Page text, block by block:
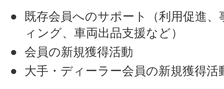
既存会員へのサポート（利用促進
ィング、車両出品支援など）
会員の新規獲得活動
大手・ディーラー会員の新規獲得活